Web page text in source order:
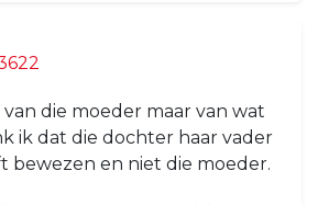
die moeder maar van wat
ik dat die dochter haar vader
bewezen en niet die moeder.